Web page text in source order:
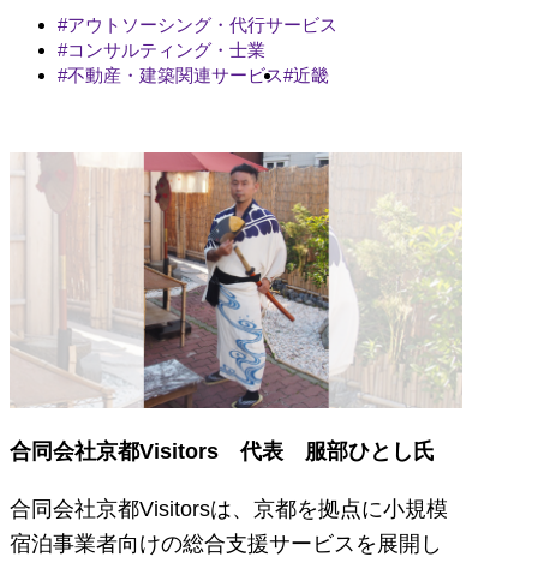
アウトソーシング・代行サービス
コンサルティング・士業
不動産・建築関連サービス 近畿
合同会社京都Visitors 代表 服部ひとし氏
合同会社京都Visitorsは、京都を拠点に小規模
宿泊事業者向けの総合支援サービスを展開し